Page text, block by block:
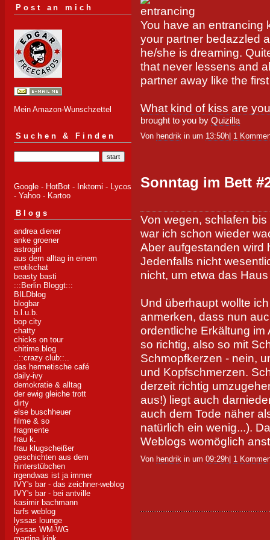
Post an mich
Mein Amazon-Wunschzettel
Suchen & Finden
Google - HotBot - Inktomi - Lycos
- Yahoo - Kartoo
Blogs
andrea diener
anke groener
astrogirl
aus dem alltag in einem
erotikchat
beasty basti
:::Berlin Bloggt:::
BILDblog
blogbar
b.l.u.b.
bop city
chatty
chicks on tour
chitime.blog
..::crazy club::..
das hermetische café
daily-ivy
demokratie & alltag
der ewig gleiche trott
dirty
else buschheuer
filme & so
fragmente
frau k.
frau klugscheißer
geschichten aus dem
hinterstübchen
irgendwas ist ja immer
IVY's bar - das zeichner-weblog
IVY's bar - bei antville
kasimir bachmann
larfs weblog
lyssas lounge
lyssas WM-WG
You have an entrancing
your partner bedazzled
he/she is dreaming.
that never lessens and
partner away like the
What kind of kiss are
brought to you by Quizilla
Von hendrik in um 13:50h 1
Sonntag im Bett
Von wegen, schlafen
war ich schon wieder
Aber aufgestanden wird
Jedenfalls nicht
nicht, um etwa das
Und überhaupt wollte
anmerken, dass nun
ordentliche Erkältung im
so richtig, also so mit
Schmopfkerzen - nein,
und Kopfschmerzen.
derzeit richtig
aus!) liegt auch
auch dem Tode näher
natürlich ein wenig...).
Weblogs womöglich
Von hendrik in um 09:29h 1